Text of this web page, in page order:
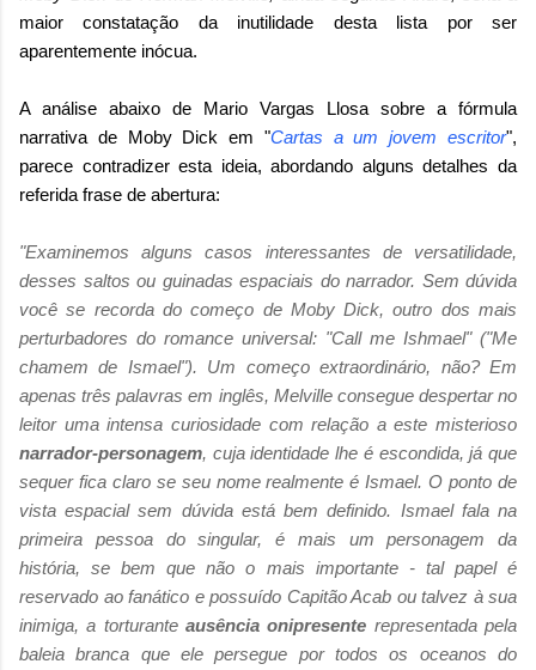
maior constatação da inutilidade desta lista por ser
aparentemente inócua.
A análise abaixo de Mario Vargas Llosa sobre a fórmula
narrativa de Moby Dick em "Cartas a um jovem escritor",
parece contradizer esta ideia, abordando alguns detalhes da
referida frase de abertura:
"Examinemos alguns casos interessantes de versatilidade,
desses saltos ou guinadas espaciais do narrador. Sem dúvida
você se recorda do começo de Moby Dick, outro dos mais
perturbadores do romance universal: "Call me Ishmael" ("Me
chamem de Ismael"). Um começo extraordinário, não? Em
apenas três palavras em inglês, Melville consegue despertar no
leitor uma intensa curiosidade com relação a este misterioso
narrador-personagem, cuja identidade lhe é escondida, já que
sequer fica claro se seu nome realmente é Ismael. O ponto de
vista espacial sem dúvida está bem definido. Ismael fala na
primeira pessoa do singular, é mais um personagem da
história, se bem que não o mais importante - tal papel é
reservado ao fanático e possuído Capitão Acab ou talvez à sua
inimiga, a torturante ausência onipresente representada pela
baleia branca que ele persegue por todos os oceanos do